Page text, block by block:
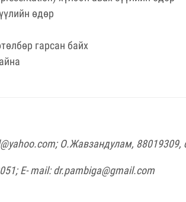
өдөр
гарсан байх
; О.Жавзандулам, 88019309,
E- mail:dr.pambiga@gmail.com